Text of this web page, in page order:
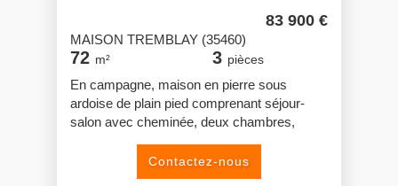
83 900 €
MAISON TREMBLAY (35460)
72 m² 3 pièces
En campagne, maison en pierre sous
ardoise de plain pied comprenant séjour-
salon avec cheminée, deux chambres,
Grenier aménageable au-dessus.
Grange avec grenier aménageable au-
Contactez-nous